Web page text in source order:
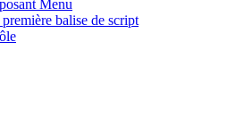
Menu
balise de script